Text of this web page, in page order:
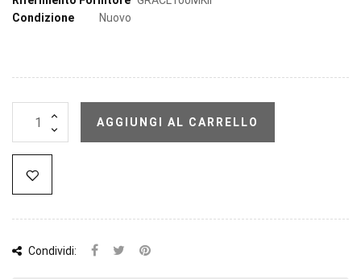
Condizione
Nuovo
AGGIUNGI AL CARRELLO
Condividi: